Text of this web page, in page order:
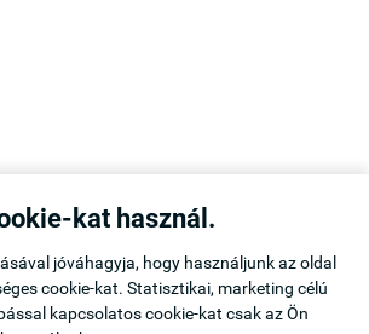
kat használ.
jóváhagyja, hogy használjunk az oldal
cookie-kat. Statisztikai, marketing célú
kapcsolatos cookie-kat csak az Ön
POOL & HOME Kft